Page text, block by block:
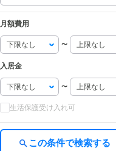
月額費用
〜
入居金
〜
生活保護受け入れ可
この条件で検索する